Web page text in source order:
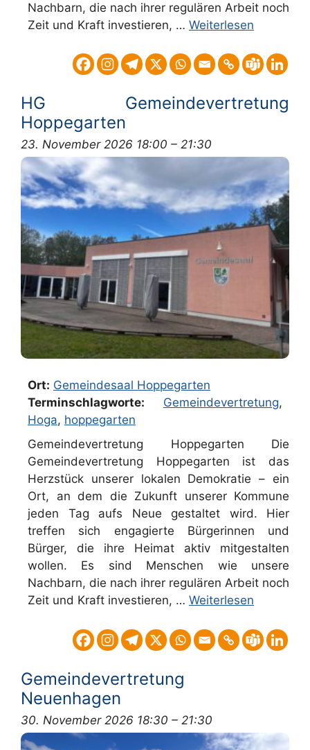
Nachbarn, die nach ihrer regulären Arbeit noch
Zeit und Kraft investieren, … Weiterlesen
HG Gemeindevertretung
Hoppegarten
23. November 2026 18:00 – 21:30
Ort: Gemeindesaal Hoppegarten
Terminschlagworte:
Gemeindevertretung,
Hoga, hoppegarten
Gemeindevertretung Hoppegarten Die
Gemeindevertretung Hoppegarten ist das
Herzstück unserer lokalen Demokratie – ein
Ort, an dem die Zukunft unserer Kommune
jeden Tag aufs Neue gestaltet wird. Hier
treffen sich engagierte Bürgerinnen und
Bürger, die ihre Heimat aktiv mitgestalten
wollen. Es sind Menschen wie unsere
Nachbarn, die nach ihrer regulären Arbeit noch
Zeit und Kraft investieren, … Weiterlesen
Gemeindevertretung
Neuenhagen
30. November 2026 18:30 – 21:30